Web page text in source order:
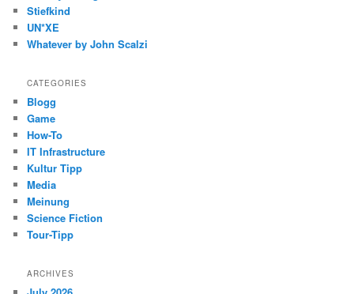
Stiefkind
UN*XE
Whatever by John Scalzi
CATEGORIES
Blogg
Game
How-To
IT Infrastructure
Kultur Tipp
Media
Meinung
Science Fiction
Tour-Tipp
ARCHIVES